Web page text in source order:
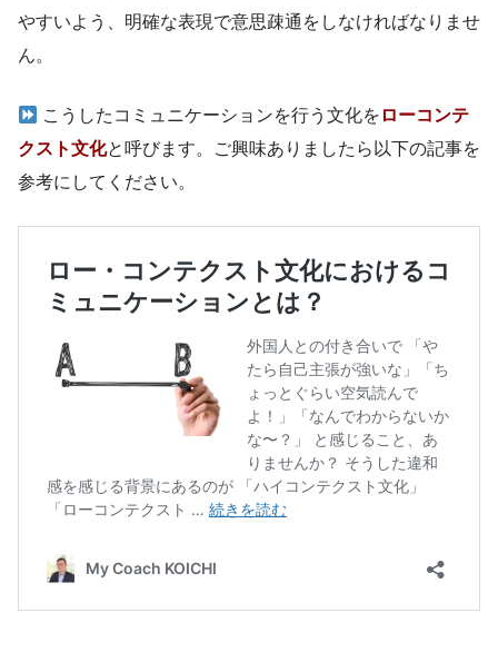
やすいよう、明確な表現で意思疎通をしなければなりませ
ん。
こうしたコミュニケーションを行う文化を ローコンテ
クスト文化と呼びます。ご興味ありましたら以下の記事を
参考にしてください。